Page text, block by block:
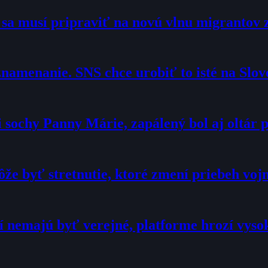
sa musí pripraviť na novú vlnu migrantov
SNS chce urobiť to isté na
Panny Márie, zapálený bol aj oltár
byť stretnutie, ktoré zmení priebeh
byť verejné, platforme hrozí